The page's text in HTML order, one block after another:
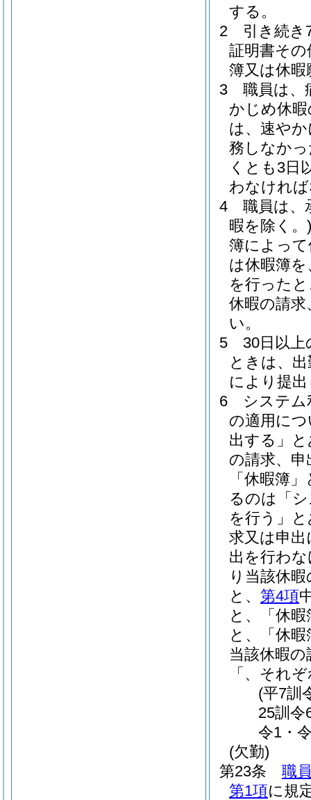
する。
2
引き続き
証明書そ
簿又は休
3
職員は、
かじめ休
は、速や
務しなか
くとも3日
わなけれ
4
職員は、
暇を除く。)
簿によっ
は休暇簿
を行った
休暇の請
い。
5
30日以
ときは、
により提
6
システム
の適用に
出する」
の請求、
「休暇簿
るのは「
を行う」
求又は申
出を行わ
り当該休
と、 第4項
と、「休
と、「休
当該休暇
「、それ
(平7訓
25訓令
令1・
(欠勤)
第23条
職
第1項に規